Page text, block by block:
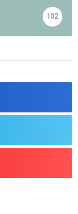
102